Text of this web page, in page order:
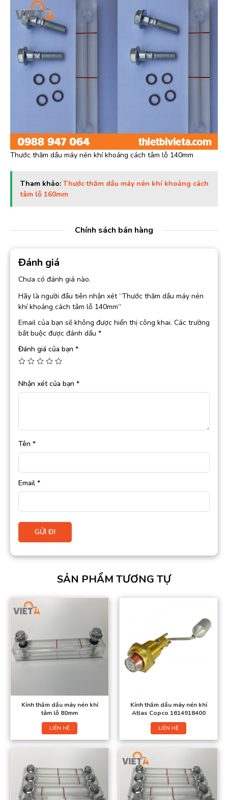
Thước thăm dầu máy nén khí khoảng cách tâm lỗ 140mm
Tham khảo: Thước thăm dầu máy nén khí khoảng cách
tâm lỗ 160mm
Chính sách bán hàng
Đánh giá
Chưa có đánh giá nào.
Hãy là người đầu tiên nhận xét “Thước thăm dầu máy nén
khí khoảng cách tâm lỗ 140mm”
Email của bạn sẽ không được hiển thị công khai. Các trường
bắt buộc được đánh dấu *
Đánh giá của bạn *
Nhận xét của bạn *
Tên *
Email *
SẢN PHẨM TƯƠNG TỰ
Kính thăm dầu máy nén khí
tâm lỗ 80mm
LIÊN HỆ
Kính thăm dầu máy nén khí
Atlas Copco 1614918400
LIÊN HỆ